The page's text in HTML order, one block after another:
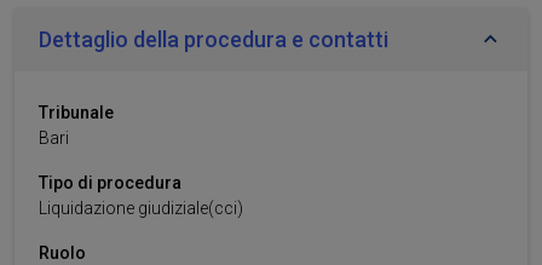
Dettaglio della procedura e contatti
Tribunale
Bari
Tipo di procedura
Liquidazione giudiziale(cci)
Ruolo